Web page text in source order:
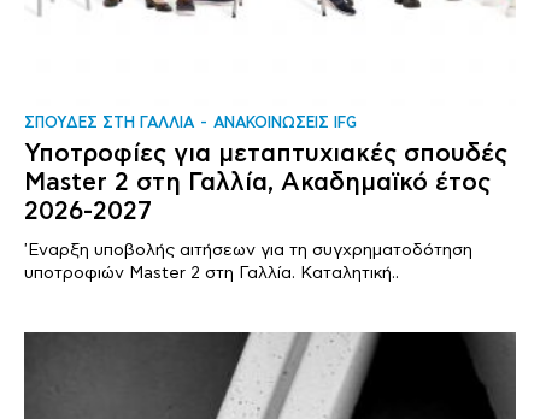
ΣΠΟΥΔΕΣ ΣΤΗ ΓΑΛΛΙΑ ΑΝΑΚΟΙΝΩΣΕΙΣ IFG
Υποτροφίες για μεταπτυχιακές σπουδές
Master 2 στη Γαλλία, Ακαδημαϊκό έτος
2026-2027
'Εναρξη υποβολής αιτήσεων για τη συγχρηματοδότηση
υποτροφιών Master 2 στη Γαλλία. Καταλητική..